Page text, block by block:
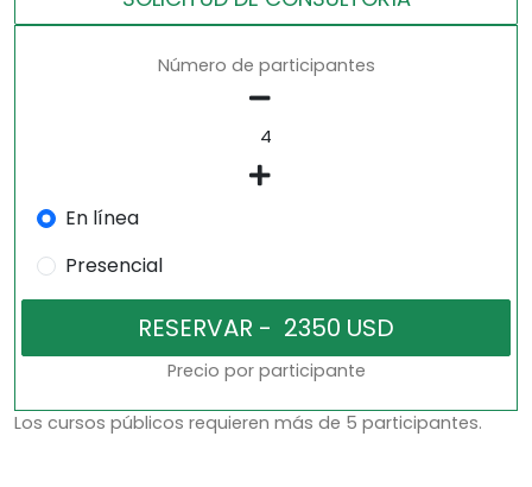
Número de participantes
En línea
Presencial
Precio por participante
Los cursos públicos requieren más de 5 participantes.